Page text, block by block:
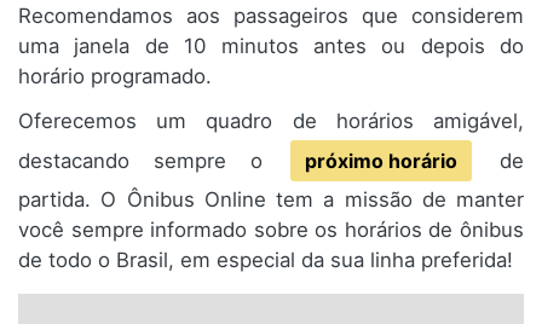
Recomendamos aos passageiros que considerem
uma janela de 10 minutos antes ou depois do
horário programado.
Oferecemos um quadro de horários amigável,
destacando sempre o
próximo horário
de
partida. O Ônibus Online tem a missão de manter
você sempre informado sobre os horários de ônibus
de todo o Brasil, em especial da sua linha preferida!